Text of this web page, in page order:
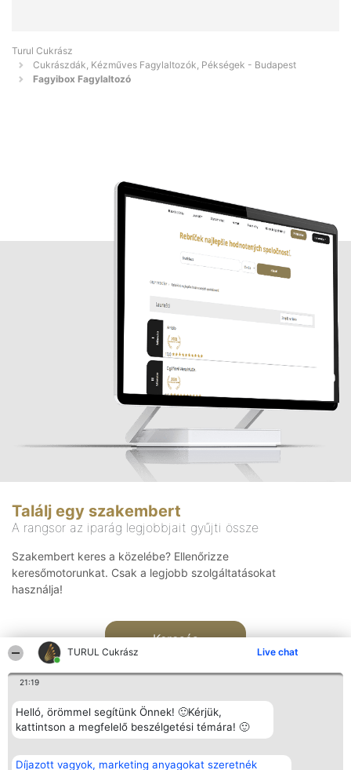
TURUL Cukrász Live chat
21:19
Helló, örömmel segítünk Önnek! 🙂Kérjük,
kattintson a megfelelő beszélgetési témára! 🙂
Díjazott vagyok, marketing anyagokat szeretnék
Turul Cukrász
Cukrászdák, Kézműves Fagylaltozók, Pékségek - Budapest
Fagyibox Fagylaltozó
Találj egy szakembert
A rangsor az iparág legjobbjait gyűjti össze
Szakembert keres a közelébe? Ellenőrizze
keresőmotorunkat. Csak a legjobb szolgáltatásokat
használja!
Keresés
Rangsorszervező
SC Beautiful Company S.R.L.
Népszavazás
Nyertesek
Elérhetőség
Elérhetőség